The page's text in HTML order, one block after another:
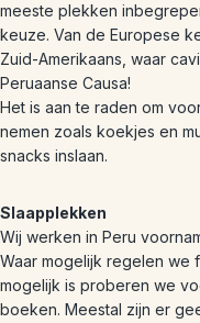
meeste plekken
keuze. Van de Europese
Zuid-Amerikaans, waar
Peruaanse Causa!
Het is aan te raden om
nemen zoals koekjes en
snacks inslaan.
Slaapplekken
Wij werken in Peru
Waar mogelijk regelen we
mogelijk is proberen we
boeken. Meestal zijn er